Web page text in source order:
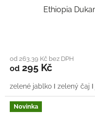
Ethiopia
od 263,39 Kč bez DPH
od 295 Kč
zelené jablko Ι zelený čaj
Novinka